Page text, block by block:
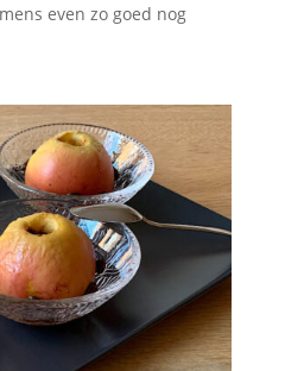
even zo goed nog